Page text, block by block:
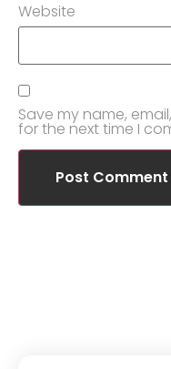
Website
Save my name,
for the next time I